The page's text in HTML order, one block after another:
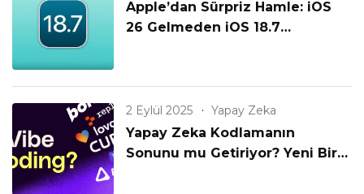
Apple’dan Sürpriz Hamle: iOS
26 Gelmeden iOS 18.7
2 Eylül 2025 Yapay Zeka
Yapay Zeka Kodlamanın
Sonunu mu Getiriyor? Yeni Bir